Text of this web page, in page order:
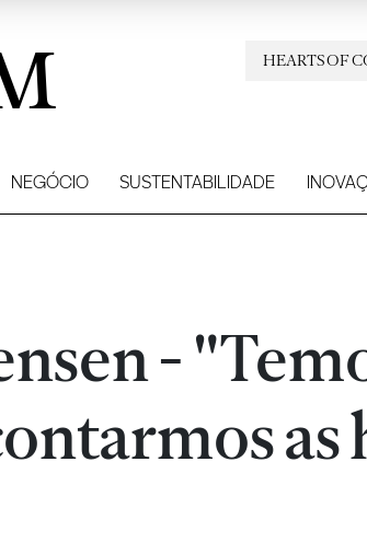
HEARTS OF
NEGÓCIO SUSTENTABILIDADE
-